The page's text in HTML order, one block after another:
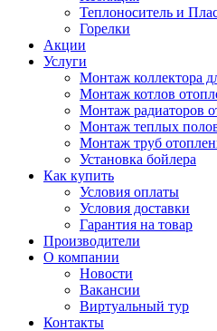
Теплоноситель и
Горелки
Акции
Услуги
Монтаж коллектора
Монтаж котлов
Монтаж радиаторов
Монтаж теплых
Монтаж труб
Установка бойлера
Как купить
Условия оплаты
Условия доставки
Гарантия на товар
Производители
О компании
Новости
Вакансии
Виртуальный тур
Контакты